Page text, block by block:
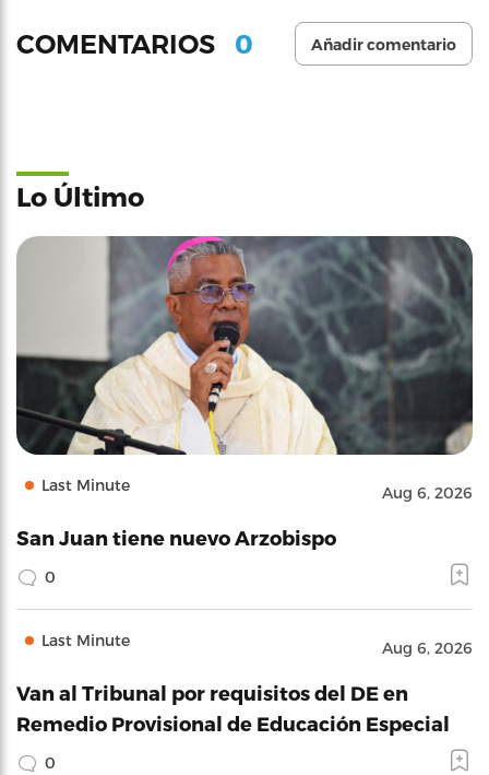
COMENTARIOS 0 Añadir comentario
Lo Último
Last Minute Aug 6, 2026
San Juan tiene nuevo Arzobispo
0
Last Minute Aug 6, 2026
Van al Tribunal por requisitos del DE en
Remedio Provisional de Educación Especial
0